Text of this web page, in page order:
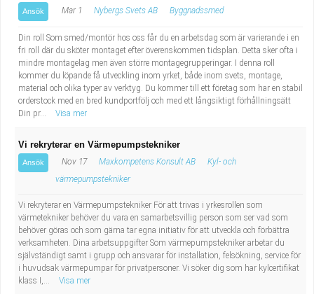
Ansök Mar 1 Nybergs Svets AB Byggnadssmed
Din roll Som smed/montör hos oss får du en arbetsdag som är varierande i en
fri roll där du sköter montaget efter överenskommen tidsplan. Detta sker ofta i
mindre montagelag men även större montagegrupperingar. I denna roll
kommer du löpande få utveckling inom yrket, både inom svets, montage,
material och olika typer av verktyg. Du kommer till ett företag som har en stabil
orderstock med en bred kundportfölj och med ett långsiktigt förhållningsätt
Din pr...
Visa mer
Vi rekryterar en Värmepumpstekniker
Ansök Nov 17 Maxkompetens Konsult AB
Kyl- och
värmepumpstekniker
Vi rekryterar en Värmepumpstekniker För att trivas i yrkesrollen som
värmetekniker behöver du vara en samarbetsvillig person som ser vad som
behöver göras och som gärna tar egna initiativ för att utveckla och förbättra
verksamheten. Dina arbetsuppgifter Som värmepumpstekniker arbetar du
självständigt samt i grupp och ansvarar för installation, felsökning, service för
i huvudsak värmepumpar för privatpersoner. Vi söker dig som har kylcertifikat
klass I,...
Visa mer